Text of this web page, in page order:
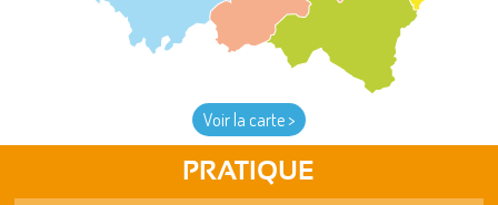
Voir la carte >
PRATIQUE